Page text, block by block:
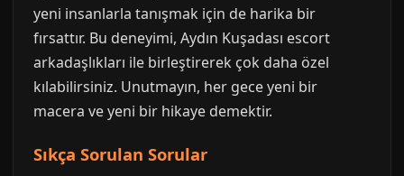
yeni insanlarla tanışmak için de harika bir
fırsattır. Bu deneyimi, Aydın Kuşadası escort
arkadaşlıkları ile birleştirerek çok daha özel
kılabilirsiniz. Unutmayın, her gece yeni bir
macera ve yeni bir hikaye demektir.
Sıkça Sorulan Sorular